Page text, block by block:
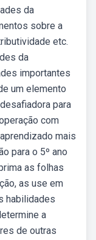
da
sobre a
etc.
da
importantes
um elemento
para
com
mais
para o 5º ano
as folhas
as use em
habilidades
a
de outras